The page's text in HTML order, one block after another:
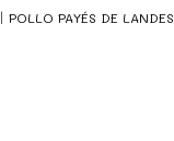
POLLO PAYÉS DE LANDES